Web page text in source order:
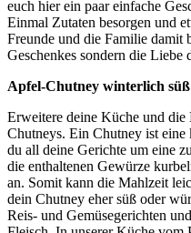
euch hier ein paar einfache
Einmal Zutaten besorgen und
Freunde und die Familie damit
Geschenkes sondern die Liebe
Apfel-Chutney winterlich
Erweitere deine Küche und
Chutneys. Ein Chutney ist
du all deine Gerichte um eine
die enthaltenen Gewürze
an. Somit kann die Mahlzeit
dein Chutney eher süß oder
Reis- und Gemüsegerichten